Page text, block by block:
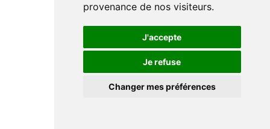
provenance de nos visiteurs.
J'accepte
Je refuse
Changer mes préférences